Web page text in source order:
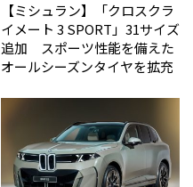
【ミシュラン】「クロスクラ
イメート 3 SPORT」31サイズ
追加 スポーツ性能を備えた
オールシーズンタイヤを拡充